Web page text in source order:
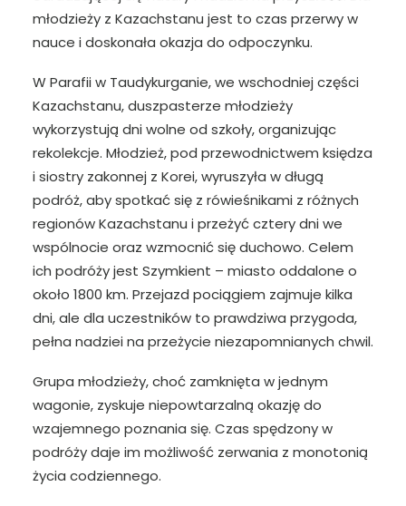
młodzieży z Kazachstanu jest to czas przerwy w
nauce i doskonała okazja do odpoczynku.
W Parafii w Taudykurganie, we wschodniej części
Kazachstanu, duszpasterze młodzieży
wykorzystują dni wolne od szkoły, organizując
rekolekcje. Młodzież, pod przewodnictwem księdza
i siostry zakonnej z Korei, wyruszyła w długą
podróż, aby spotkać się z rówieśnikami z różnych
regionów Kazachstanu i przeżyć cztery dni we
wspólnocie oraz wzmocnić się duchowo. Celem
ich podróży jest Szymkient – miasto oddalone o
około 1800 km. Przejazd pociągiem zajmuje kilka
dni, ale dla uczestników to prawdziwa przygoda,
pełna nadziei na przeżycie niezapomnianych chwil.
Grupa młodzieży, choć zamknięta w jednym
wagonie, zyskuje niepowtarzalną okazję do
wzajemnego poznania się. Czas spędzony w
podróży daje im możliwość zerwania z monotonią
życia codziennego.